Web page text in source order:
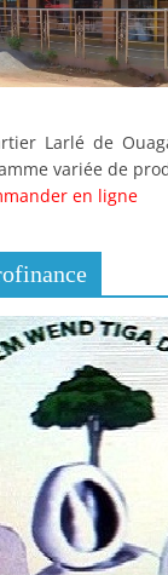
Larlé de
variée de
en ligne